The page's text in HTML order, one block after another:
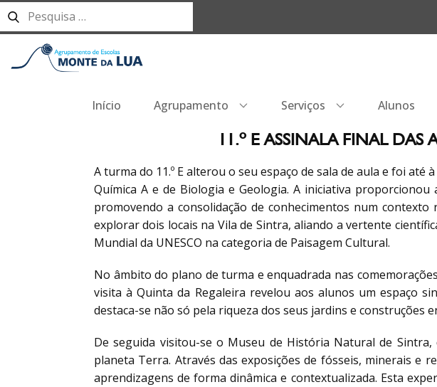
Início Agrupamento Serviços Alunos
11.º E ASSINALA FINAL DAS
A turma do 11.º E alterou o seu espaço de sala de aula e foi até
Química A e de Biologia e Geologia. A iniciativa
promovendo a consolidação de conhecimentos num
explorar dois locais na Vila de Sintra, aliando a vertente
Mundial da UNESCO na categoria de Paisagem Cultural.
No âmbito do plano de turma e enquadrada nas
visita à Quinta da Regaleira revelou aos alunos um espaço
destaca-se não só pela riqueza dos seus jardins e construções
De seguida visitou-se o Museu de História Natural de
planeta Terra. Através das exposições de fósseis, minerais e
aprendizagens de forma dinâmica e contextualizada. Esta